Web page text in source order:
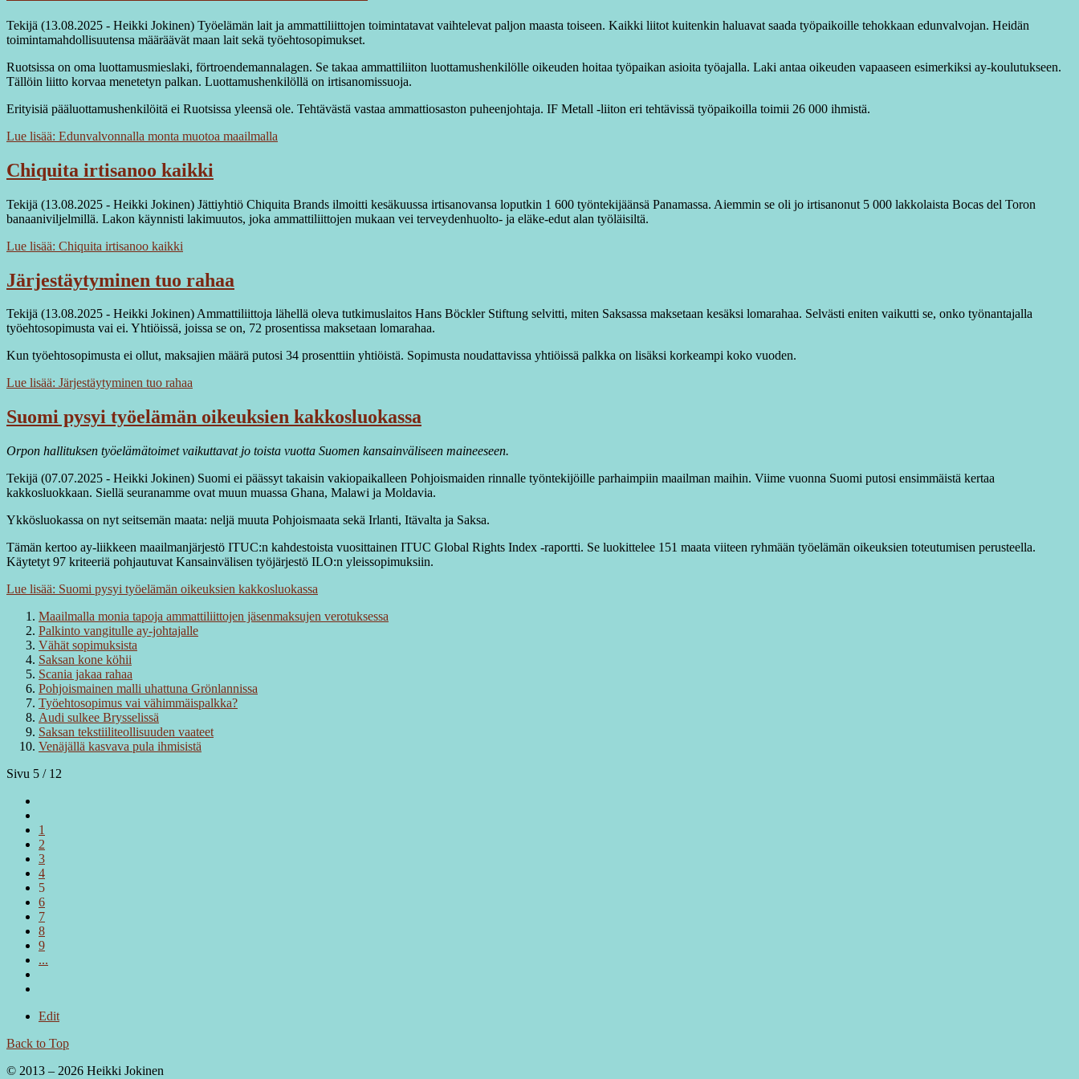
Tekijä (13.08.2025 - Heikki Jokinen) Työelämän lait ja ammattiliittojen toimintatavat vaihtelevat paljon maasta toiseen. Kaikki liitot kuitenkin haluavat saada työpaikoille tehokkaan edunvalvojan. Heidän
toimintamahdollisuutensa määräävät maan lait sekä työehtosopimukset.
Ruotsissa on oma luottamusmieslaki, förtroendemannalagen. Se takaa ammattiliiton luottamushenkilölle oikeuden hoitaa työpaikan asioita työajalla. Laki antaa oikeuden vapaaseen esimerkiksi ay-koulutukseen.
Tällöin liitto korvaa menetetyn palkan. Luottamushenkilöllä on irtisanomissuoja.
Erityisiä pääluottamushenkilöitä ei Ruotsissa yleensä ole. Tehtävästä vastaa ammattiosaston puheenjohtaja. IF Metall -liiton eri tehtävissä työpaikoilla toimii 26 000 ihmistä.
Lue lisää: Edunvalvonnalla monta muotoa maailmalla
Chiquita irtisanoo kaikki
Tekijä (13.08.2025 - Heikki Jokinen) Jättiyhtiö Chiquita Brands ilmoitti kesäkuussa irtisanovansa loputkin 1 600 työntekijäänsä Panamassa. Aiemmin se oli jo irtisanonut 5 000 lakkolaista Bocas del Toron
banaaniviljelmillä. Lakon käynnisti lakimuutos, joka ammattiliittojen mukaan vei terveydenhuolto- ja eläke-edut alan työläisiltä.
Lue lisää: Chiquita irtisanoo kaikki
Järjestäytyminen tuo rahaa
Tekijä (13.08.2025 - Heikki Jokinen) Ammattiliittoja lähellä oleva tutkimuslaitos Hans Böckler Stiftung selvitti, miten Saksassa maksetaan kesäksi lomarahaa. Selvästi eniten vaikutti se, onko työnantajalla
työehtosopimusta vai ei. Yhtiöissä, joissa se on, 72 prosentissa maksetaan lomarahaa.
Kun työehtosopimusta ei ollut, maksajien määrä putosi 34 prosenttiin yhtiöistä. Sopimusta noudattavissa yhtiöissä palkka on lisäksi korkeampi koko vuoden.
Lue lisää: Järjestäytyminen tuo rahaa
Suomi pysyi työelämän oikeuksien kakkosluokassa
Orpon hallituksen työelämätoimet vaikuttavat jo toista vuotta Suomen kansainväliseen maineeseen.
Tekijä (07.07.2025 - Heikki Jokinen) Suomi ei päässyt takaisin vakiopaikalleen Pohjoismaiden rinnalle työntekijöille parhaimpiin maailman maihin. Viime vuonna Suomi putosi ensimmäistä kertaa
kakkosluokkaan. Siellä seuranamme ovat muun muassa Ghana, Malawi ja Moldavia.
Ykkösluokassa on nyt seitsemän maata: neljä muuta Pohjoismaata sekä Irlanti, Itävalta ja Saksa.
Tämän kertoo ay-liikkeen maailmanjärjestö ITUC:n kahdestoista vuosittainen ITUC Global Rights Index -raportti. Se luokittelee 151 maata viiteen ryhmään työelämän oikeuksien toteutumisen perusteella.
Käytetyt 97 kriteeriä pohjautuvat Kansainvälisen työjärjestö ILO:n yleissopimuksiin.
Lue lisää: Suomi pysyi työelämän oikeuksien kakkosluokassa
Maailmalla monia tapoja ammattiliittojen jäsenmaksujen verotuksessa
Palkinto vangitulle ay-johtajalle
Vähät sopimuksista
Saksan kone köhii
Scania jakaa rahaa
Pohjoismainen malli uhattuna Grönlannissa
Työehtosopimus vai vähimmäispalkka?
Audi sulkee Brysselissä
Saksan tekstiiliteollisuuden vaateet
Venäjällä kasvava pula ihmisistä
Sivu 5 / 12
1
2
3
4
5
6
7
8
9
...
Edit
Back to Top
© 2013 – 2026 Heikki Jokinen